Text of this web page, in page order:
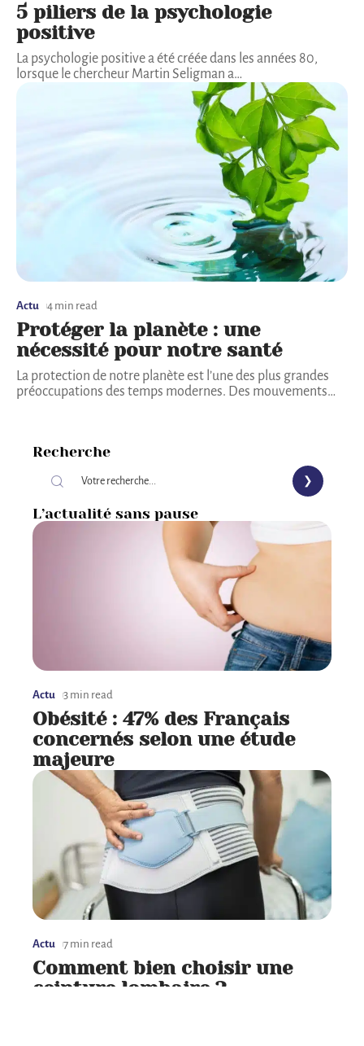
5 piliers de la psychologie
positive
La psychologie positive a été créée dans les années 80,
lorsque le chercheur Martin Seligman a…
Actu 4 min read
Protéger la planète : une
nécessité pour notre santé
La protection de notre planète est l’une des plus grandes
préoccupations des temps modernes. Des mouvements…
Recherche
L’actualité sans pause
Actu 3 min read
Obésité : 47% des Français
concernés selon une étude
majeure
Actu 7 min read
Comment bien choisir une
ceinture lombaire ?